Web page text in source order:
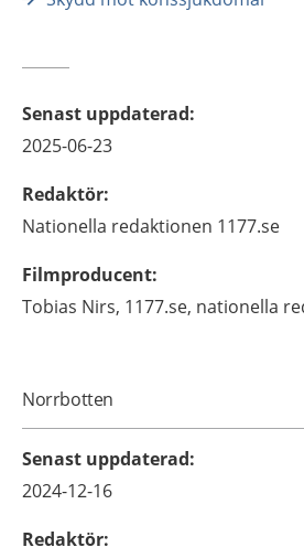
Senast uppdaterad:
2025-06-23
Redaktör:
Nationella redaktionen 1177.se
Filmproducent:
Tobias Nirs, 1177.se, nationella
Norrbotten
Senast uppdaterad:
2024-12-16
Redaktör: